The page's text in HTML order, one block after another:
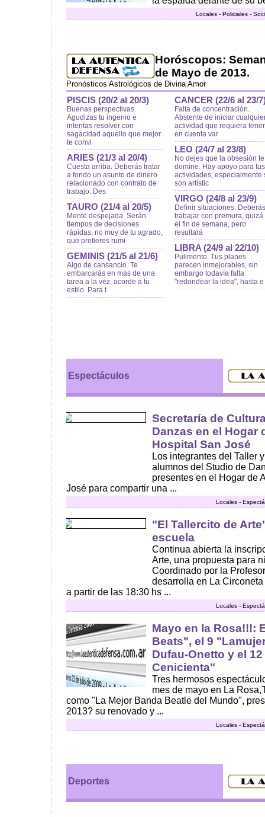
Locales - Policiales -
Horóscopos:
de Mayo de 2013.
Pronósticos Astrológicos de Divina Amor
PISCIS (20/2 al 20/3)
Buenas perspectivas.
Agudizas tu ingenio e
intentas resolver con
sagacidad aquello que mejor
te convi
ARIES (21/3 al 20/4)
Cuesta arriba. Deberás tratar
a fondo un asunto de dinero
relacionado con contrato de
trabajo. Des
TAURO (21/4 al 20/5)
Mente despejada. Serán
tiempos de decisiones
rápidas, no muy de tu agrado,
que prefieres rumi
GEMINIS (21/5 al 21/6)
Algo de cansancio. Te
embarcarás en más de una
tarea a la vez, acorde a tu
estilo. Para t
CANCER (22/6 al 23/
Falta de concentración.
Abstente de iniciar
actividad que requiera tener
en cuenta var
LEO (24/7 al 23/8)
No dejes que la obsesión te
domine. Hay apoyo para tus
actividades, especialmente
son artístic
VIRGO (24/8 al 23/9)
Definir situaciones. Deberás
trabajar con premura, quizá
el fin de semana, pero
resultará
LIBRA (24/9 al 22/10)
Pulimento. Tus planes
parecen inmejorables, sin
embargo todavía falta
"redondear la idea", hasta e
Espectáculos
Secretaría de
Danzas en el Hogar
Hospital San José
Los integrantes del Taller
alumnos del Studio de
presentes en el Hogar de
José para compartir una ...
Locales -
"El Tallercito de
escuela
Continua abierta la
Arte, una propuesta para
Coordinado por la
desarrolla en La
a partir de las 18:30 hs ...
Locales -
Mayo en la Rosa!!!:
Beats", el 9
Dufau-Onetto y el
Cenicienta"
Tres hermosos
mes de mayo en La
como "La Mejor Banda Beatle del Mundo",
2013? su renovado y ...
Locales -
Deportes